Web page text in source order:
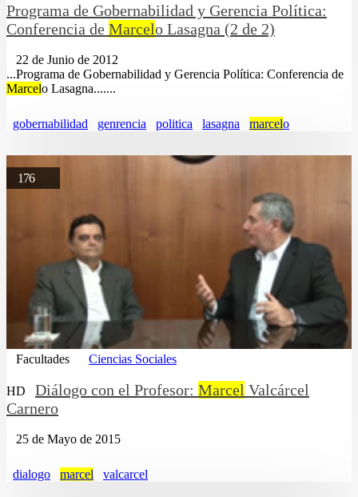
Programa de Gobernabilidad y Gerencia Política:
Conferencia de Marcelo Lasagna (2 de 2)
22 de Junio de 2012
...Programa de Gobernabilidad y Gerencia Política: Conferencia de
Marcelo Lasagna.......
gobernabilidad genrencia politica lasagna marcelo
176
Facultades Ciencias Sociales
HD Diálogo con el Profesor: Marcel Valcárcel
Carnero
25 de Mayo de 2015
dialogo marcel valcarcel